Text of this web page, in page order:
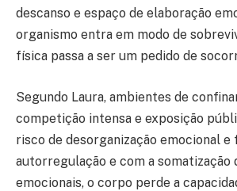
descanso e espaço de elaboração
organismo entra em modo de
física passa a ser um pedido de
Segundo Laura, ambientes de
competição intensa e exposição
risco de desorganização emocional e
autorregulação e com a somatização
emocionais, o corpo perde a